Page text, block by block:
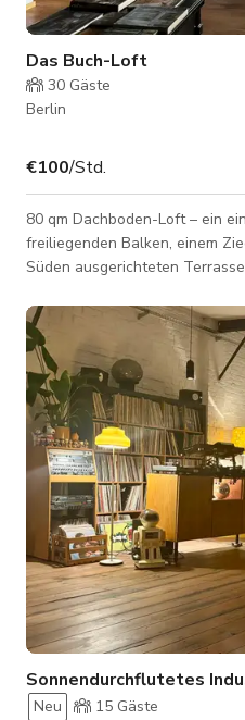
Das Buch-Loft
30 Gäste
Berlin
€100/Std.
80 qm Dachboden-Loft – ein
freiliegenden Balken, einem
Süden ausgerichteten
Geschichte füllen die Wände
sind aus Holz und im Shabby-Chic-Stil. Es
betrittst du die Welt einer
und extrem viel gereist ist –
tatsächlich hier wohne. F�
Neu 15 Gäste